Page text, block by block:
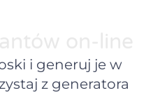
i generuj je w
z generatora